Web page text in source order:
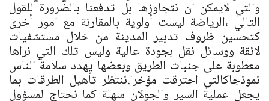
والتي لايمكن ان نتجاوزها بل تدفعنا بالضرورة للقول
التالي ،الرياضة ليست أولوية بالمقارنة مع امور أخرى
كتحسين ظروف تدبير المدينة من خلال مستشفيات
لائقة ووسائل نقل بجودة عالية وليس تلك التي نراها
معطوبة على جنبات الطريق وبعضها يهدد سلامة الناس
نموذجاكالتي احترقت مؤخرا.ننتظر تأهيل الطرقات بما
يجعل عملية السير والجولان سهلة كما نحتاج لمسؤول